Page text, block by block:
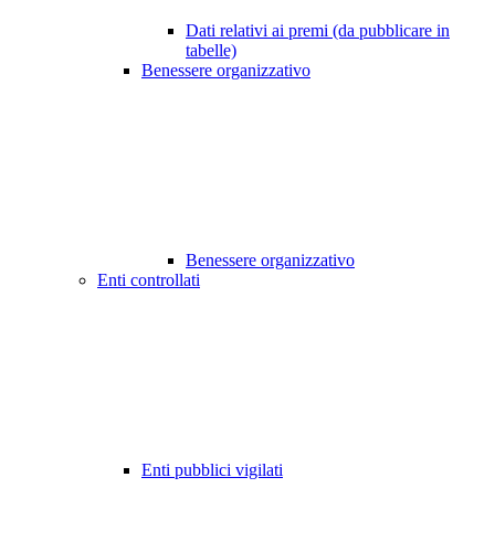
Dati relativi ai premi (da pubblicare in
tabelle)
Benessere organizzativo
Benessere organizzativo
Enti controllati
Enti pubblici vigilati